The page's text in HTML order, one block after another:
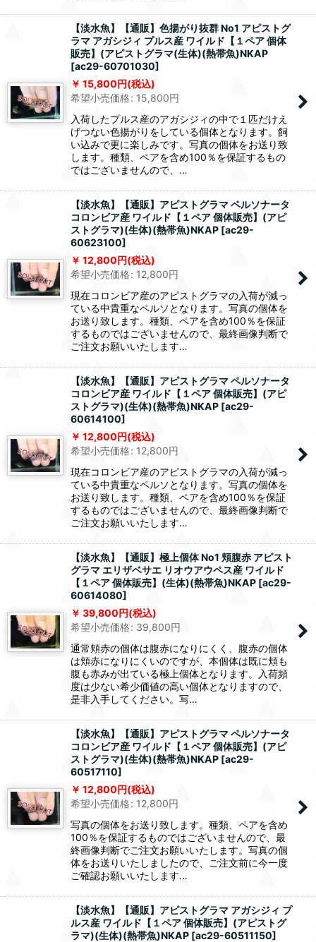
【淡水魚】【通販】色揚がり抜群 No1 アピストグ
ラマ アガシジィ プルス産 ワイルド【１ペア 個体
販売】(アピストグラマ(生体)(熱帯魚)NKAP
[ac29-60701030]
15,800円(税込)
希望小売価格: 15,800円
入荷したプルス産のアガシジィの中で１匹だけえ
げつない色揚がりをしている個体となります。飼
い込みで更に楽しみです。写真の個体をお送り致
します。種類、ペアを含め100％を保証するもの
ではございませんので、…
【淡水魚】【通販】アピストグラマ ペルソナータ
コロンビア産 ワイルド【１ペア 個体販売】(アピ
ストグラマ)(生体)(熱帯魚)NKAP [ac29-
60623100]
12,800円(税込)
希望小売価格: 12,800円
現在コロンビア産のアピストグラマの入荷が減っ
ている中貴重なペルソとなります。写真の個体を
お送り致します。種類、ペアを含め100％を保証
するものではございませんので、最終画像判断で
ご注文お願いいたします…
【淡水魚】【通販】アピストグラマ ペルソナータ
コロンビア産 ワイルド【１ペア 個体販売】(アピ
ストグラマ)(生体)(熱帯魚)NKAP [ac29-
60614100]
12,800円(税込)
希望小売価格: 12,800円
現在コロンビア産のアピストグラマの入荷が減っ
ている中貴重なペルソとなります。写真の個体を
お送り致します。種類、ペアを含め100％を保証
するものではございませんので、最終画像判断で
ご注文お願いいたします…
【淡水魚】【通販】極上個体 No1 頬腹赤 アピスト
グラマ エリザベサエ リオウアウペス産 ワイルド
【１ペア 個体販売】(生体)(熱帯魚)NKAP [ac29-
60614080]
39,800円(税込)
希望小売価格: 39,800円
通常頬赤の個体は腹赤になりにくく、腹赤の個体
は頬赤になりにくいのですが、本個体は既に頬も
腹も赤みが出ている極上個体となります。入荷頻
度は少ない希少価値の高い個体となりますので、
是非入手してください。写…
【淡水魚】【通販】アピストグラマ ペルソナータ
コロンビア産 ワイルド【１ペア 個体販売】(アピ
ストグラマ)(生体)(熱帯魚)NKAP [ac29-
60517110]
12,800円(税込)
希望小売価格: 12,800円
写真の個体をお送り致します。種類、ペアを含め
100％を保証するものではございませんので、最
終画像判断でご注文お願いいたします。写真の個
体をお送りいたしましたので、ご注文前に今一度
ご確認お願いいたします…
【淡水魚】【通販】アピストグラマ アガシジィ プ
ルス産 ワイルド【１ペア 個体販売】(アピストグ
ラマ)(生体)(熱帯魚)NKAP [ac29-60511150]